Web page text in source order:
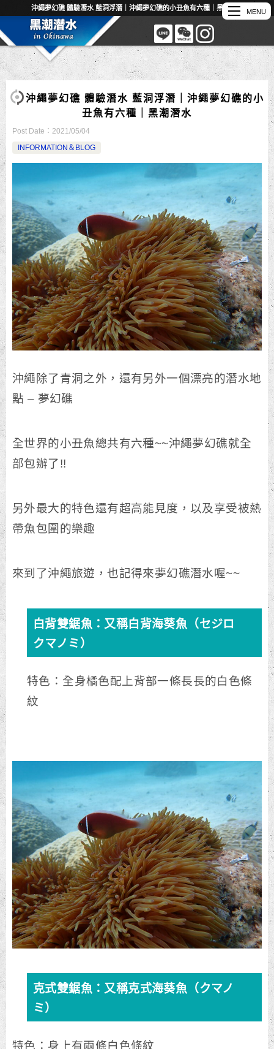
沖繩夢幻礁 體驗潛水 藍洞浮潛｜沖繩夢幻礁的小丑魚有六種｜黑潮潛水
沖繩夢幻礁 體驗潛水 藍洞浮潛｜沖繩夢幻礁的小
丑魚有六種｜黑潮潛水
Post Date： 2021/05/04
INFORMATION＆BLOG
沖繩除了青洞之外，還有另外一個漂亮的潛水地
點 – 夢幻礁
全世界的小丑魚總共有六種~~沖繩夢幻礁就全
部包辦了!!
另外最大的特色還有超高能見度，以及享受被熱
帶魚包圍的樂趣
來到了沖繩旅遊，也記得來夢幻礁潛水喔~~
白背雙鋸魚：又稱白背海葵魚（セジロ
クマノミ）
特色：全身橘色配上背部一條長長的白色條
紋
克式雙鋸魚：又稱克式海葵魚（クマノ
ミ）
特色：身上有兩條白色條紋